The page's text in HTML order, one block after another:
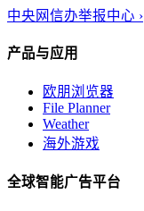
中央网信办举报中心 ›
产品与应用
欧朋浏览器
File Planner
Weather
海外游戏
全球智能广告平台